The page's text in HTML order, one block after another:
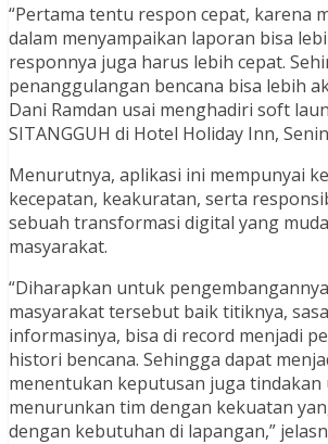
“Pertama tentu respon cepat, karena
dalam menyampaikan laporan bisa
responnya juga harus lebih cepat.
penanggulangan bencana bisa lebih
Dani Ramdan usai menghadiri soft
SITANGGUH di Hotel Holiday Inn,
Menurutnya, aplikasi ini mempunyai
kecepatan, keakuratan, serta
sebuah transformasi digital yang
masyarakat.
“Diharapkan untuk
masyarakat tersebut baik titiknya,
informasinya, bisa di record menjadi
histori bencana. Sehingga dapat
menentukan keputusan juga
menurunkan tim dengan kekuatan
dengan kebutuhan di lapangan,”